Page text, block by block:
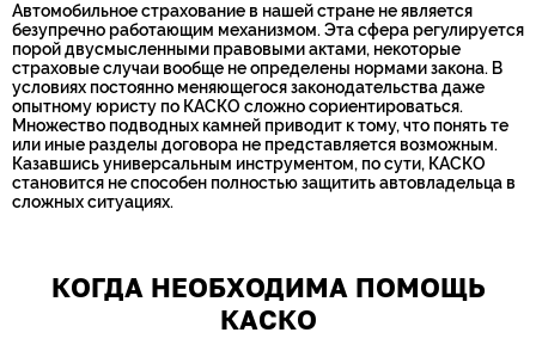
Автомобильное страхование в нашей стране не является
безупречно работающим механизмом. Эта сфера регулируется
порой двусмысленными правовыми актами, некоторые
страховые случаи вообще не определены нормами закона. В
условиях постоянно меняющегося законодательства даже
опытному юристу по КАСКО сложно сориентироваться.
Множество подводных камней приводит к тому, что понять те
или иные разделы договора не представляется возможным.
Казавшись универсальным инструментом, по сути, КАСКО
становится не способен полностью защитить автовладельца в
сложных ситуациях.
КОГДА НЕОБХОДИМА ПОМОЩЬ
КАСКО